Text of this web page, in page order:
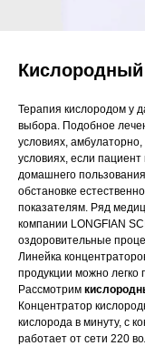
Кислородный
Терапия кислородом у
выбора. Подобное
условиях,
условиях, если
домашнего
обстановке
показателям. Ряд
компании LONGFIAN
оздоровительные
Линейка
продукции можно
Рассмотрим
Концентратор
кислорода в минуту, с
работает от сети 220